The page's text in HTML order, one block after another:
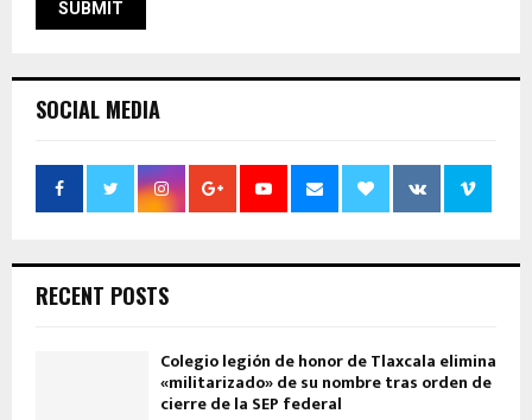
SOCIAL MEDIA
RECENT POSTS
Colegio legión de honor de Tlaxcala elimina
«militarizado» de su nombre tras orden de
cierre de la SEP federal